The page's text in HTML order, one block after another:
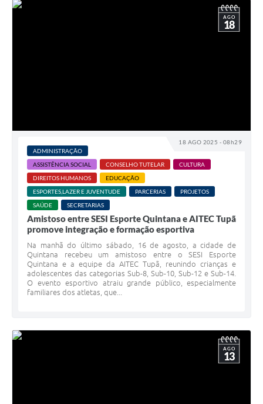
18 AGO 2025 - 08h29
AGO
18
ADMINISTRAÇÃO
ASSISTÊNCIA SOCIAL
CONSELHO TUTELAR
CULTURA
DIREITOS HUMANOS
EDUCAÇÃO
ESPORTES,LAZER E JUVENTUDE
PARCERIAS
PROJETOS
SAÚDE
SECRETARIAS
Amistoso entre SESI Esporte Quintana e AITEC Tupã
promove integração e formação esportiva
Na manhã do último sábado, 16 de agosto, a cidade de
Quintana recebeu um amistoso entre o SESI Esporte
Quintana e a equipe da AITEC Tupã, reunindo crianças e
adolescentes das categorias Sub-8, Sub-10, Sub-12 e Sub-14.
O evento esportivo atraiu grande público, especialmente
familiares dos atletas, que...
AGO
13